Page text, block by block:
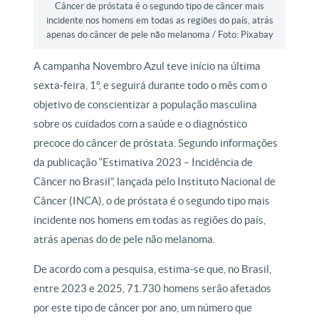
Câncer de próstata é o segundo tipo de câncer mais
incidente nos homens em todas as regiões do país, atrás
apenas do câncer de pele não melanoma / Foto: Pixabay
A campanha Novembro Azul teve início na última
sexta-feira, 1º, e seguirá durante todo o mês com o
objetivo de conscientizar a população masculina
sobre os cuidados com a saúde e o diagnóstico
precoce do câncer de próstata. Segundo informações
da publicação “Estimativa 2023 – Incidência de
Câncer no Brasil”, lançada pelo Instituto Nacional de
Câncer (INCA), o de próstata é o segundo tipo mais
incidente nos homens em todas as regiões do país,
atrás apenas do de pele não melanoma.
De acordo com a pesquisa, estima-se que, no Brasil,
entre 2023 e 2025, 71.730 homens serão afetados
por este tipo de câncer por ano, um número que